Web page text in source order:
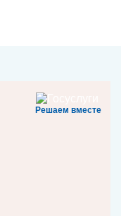
Решаем вместе